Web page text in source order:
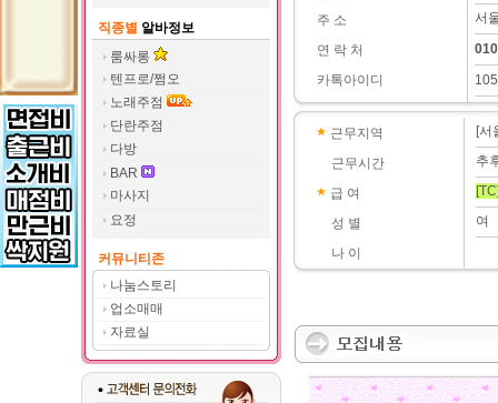
직종별 알바정보
룸싸롱
텐프로/쩜오
노래주점
단란주점
다방
BAR
마사지
요정
커뮤니티존
나눔스토리
업소매매
자료실
주 소
연 락 처
카톡아이디
서
근무지역
근무시간
급 여
성 별
나 이
[서
추
여